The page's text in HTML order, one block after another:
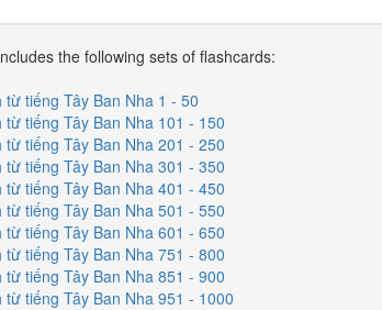
the following sets of flashcards:
từ tiếng Tây Ban Nha 1 - 50
từ tiếng Tây Ban Nha 101 - 150
từ tiếng Tây Ban Nha 201 - 250
từ tiếng Tây Ban Nha 301 - 350
từ tiếng Tây Ban Nha 401 - 450
từ tiếng Tây Ban Nha 501 - 550
từ tiếng Tây Ban Nha 601 - 650
từ tiếng Tây Ban Nha 751 - 800
từ tiếng Tây Ban Nha 851 - 900
từ tiếng Tây Ban Nha 951 - 1000